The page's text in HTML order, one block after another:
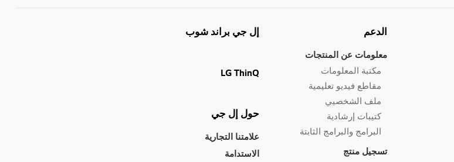
الدعم
معلومات عن المنتجات
مكتبة المعلومات
مقاطع فيديو تعليمية
ملف الشخصيي
كتيبات إرشادية
البرامج والبرامج الثابتة
تسجيل منتج
إل جي براند شوب
LG ThinQ
حول إل جي
علامتنا التجارية
الاستدامة